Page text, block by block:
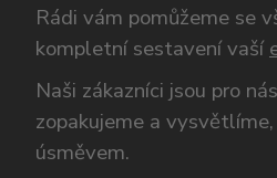
Rádi vám pomůžeme se
kompletní sestavení vaší
Naši zákazníci jsou pro
zopakujeme a
úsměvem.